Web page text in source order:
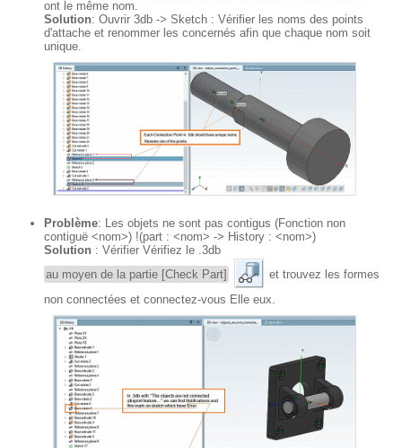
ont le même nom.
Solution: Ouvrir 3db -> Sketch : Vérifier les noms des points
d'attache et renommer les concernés afin que chaque nom soit
unique.
Problème: Les objets ne sont pas contigus (Fonction non
contiguë <nom>) !(part : <nom> -> History : <nom>)
Solution : Vérifier Vérifiez le .3db
au moyen de la partie [Check Part]
et trouvez les formes
non connectées et connectez-vous Elle eux.